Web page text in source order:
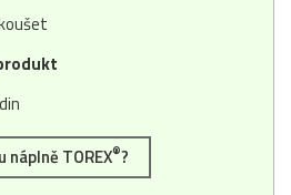
náplně TOREX®?